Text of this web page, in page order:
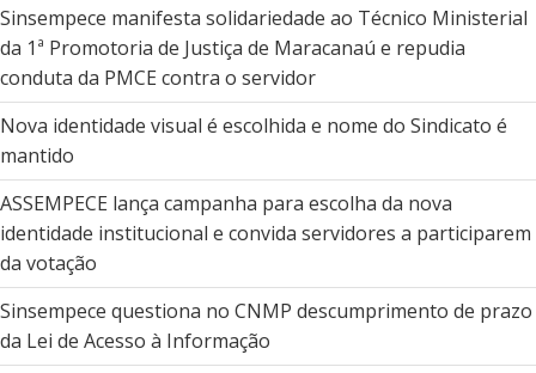
Sinsempece manifesta solidariedade ao Técnico Ministerial
da 1ª Promotoria de Justiça de Maracanaú e repudia
conduta da PMCE contra o servidor
Nova identidade visual é escolhida e nome do Sindicato é
mantido
ASSEMPECE lança campanha para escolha da nova
identidade institucional e convida servidores a participarem
da votação
Sinsempece questiona no CNMP descumprimento de prazo
da Lei de Acesso à Informação